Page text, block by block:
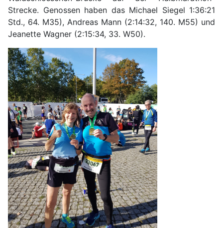
Strecke. Genossen haben das Michael Siegel 1:36:21
Std., 64. M35), Andreas Mann (2:14:32, 140. M55) und
Jeanette Wagner (2:15:34, 33. W50).